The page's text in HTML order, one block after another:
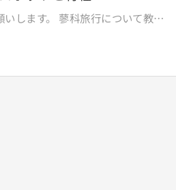
します。 蓼科旅行について教え
ります。 茅野からレンタカーで
ススメですか？ どういう行程がい